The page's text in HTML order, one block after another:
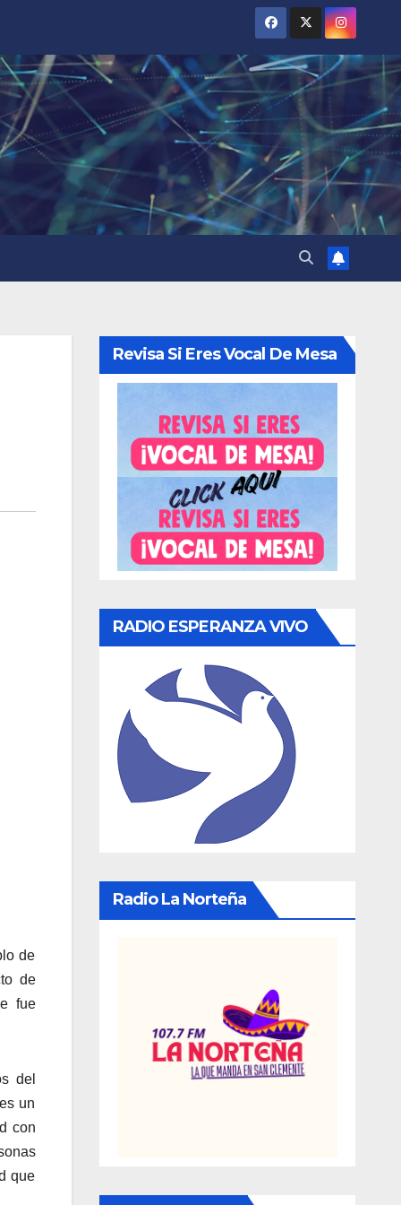
de
de
fue
del
un
con
que
Revisa Si Eres Vocal De Mesa
RADIO ESPERANZA VIVO
Radio La Norteña